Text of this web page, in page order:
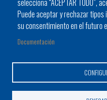
selecciona “ACEPTAR TODO”,
Puede aceptar y rechazar
su consentimiento en el futuro
Documentación
Footer
1
Alcaldes y alcaldesas